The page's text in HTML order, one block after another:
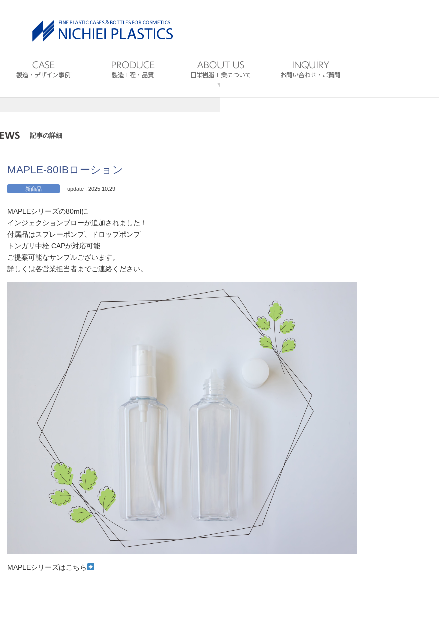
記事の詳細
MAPLE-80IBローション
新商品 update : 2025.10.29
MAPLEシリーズの80mlに
インジェクションブローが追加されました！
付属品はスプレーポンプ、ドロップポンプ
トンガリ中栓 CAPが対応可能.
ご提案可能なサンプルございます。
詳しくは各営業担当者までご連絡ください。
MAPLEシリーズはこちら